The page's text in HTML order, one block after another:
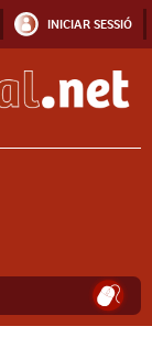
INICIAR SESSIÓ